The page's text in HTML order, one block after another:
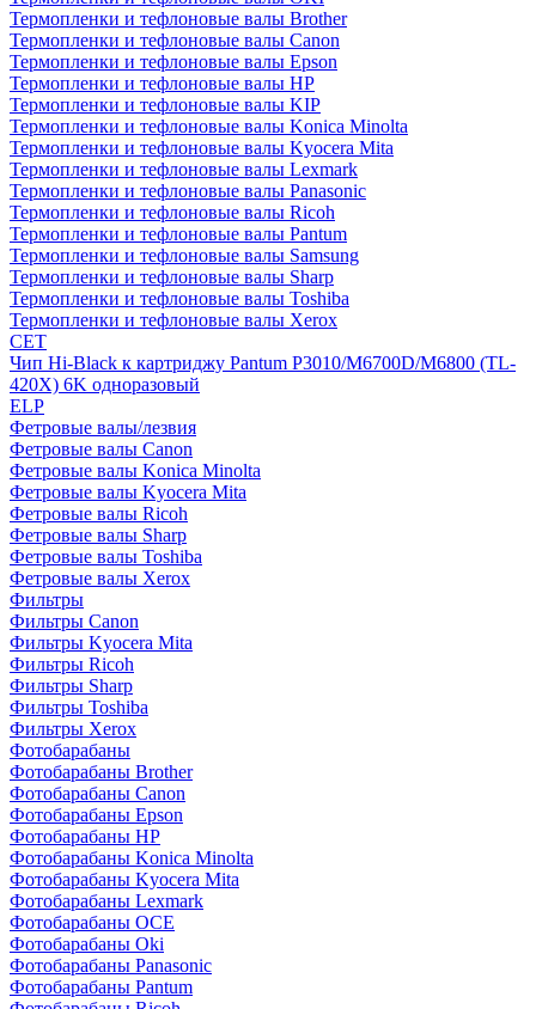
Термопленки и тефлоновые валы Brother
Термопленки и тефлоновые валы Canon
Термопленки и тефлоновые валы Epson
Термопленки и тефлоновые валы HP
Термопленки и тефлоновые валы KIP
Термопленки и тефлоновые валы Konica Minolta
Термопленки и тефлоновые валы Kyocera Mita
Термопленки и тефлоновые валы Lexmark
Термопленки и тефлоновые валы Panasonic
Термопленки и тефлоновые валы Ricoh
Термопленки и тефлоновые валы Pantum
Термопленки и тефлоновые валы Samsung
Термопленки и тефлоновые валы Sharp
Термопленки и тефлоновые валы Toshiba
Термопленки и тефлоновые валы Xerox
CET
Чип Hi-Black к картриджу Pantum P3010/M6700D/M6800 (TL-
420X) 6K одноразовый
ELP
Фетровые валы/лезвия
Фетровые валы Canon
Фетровые валы Konica Minolta
Фетровые валы Kyocera Mita
Фетровые валы Ricoh
Фетровые валы Sharp
Фетровые валы Toshiba
Фетровые валы Xerox
Фильтры
Фильтры Canon
Фильтры Kyocera Mita
Фильтры Ricoh
Фильтры Sharp
Фильтры Toshiba
Фильтры Xerox
Фотобарабаны
Фотобарабаны Brother
Фотобарабаны Canon
Фотобарабаны Epson
Фотобарабаны HP
Фотобарабаны Konica Minolta
Фотобарабаны Kyocera Mita
Фотобарабаны Lexmark
Фотобарабаны OCE
Фотобарабаны Oki
Фотобарабаны Panasonic
Фотобарабаны Pantum